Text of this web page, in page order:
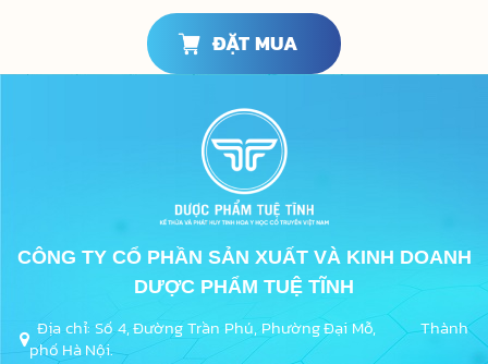
ĐẶT MUA
CÔNG TY CỔ PHẦN SẢN XUẤT VÀ KINH DOANH
DƯỢC PHẨM TUỆ TĨNH
Địa chỉ: Số 4, Đường Trần Phú, Phường Đại Mỗ, Thành
phố Hà Nội.